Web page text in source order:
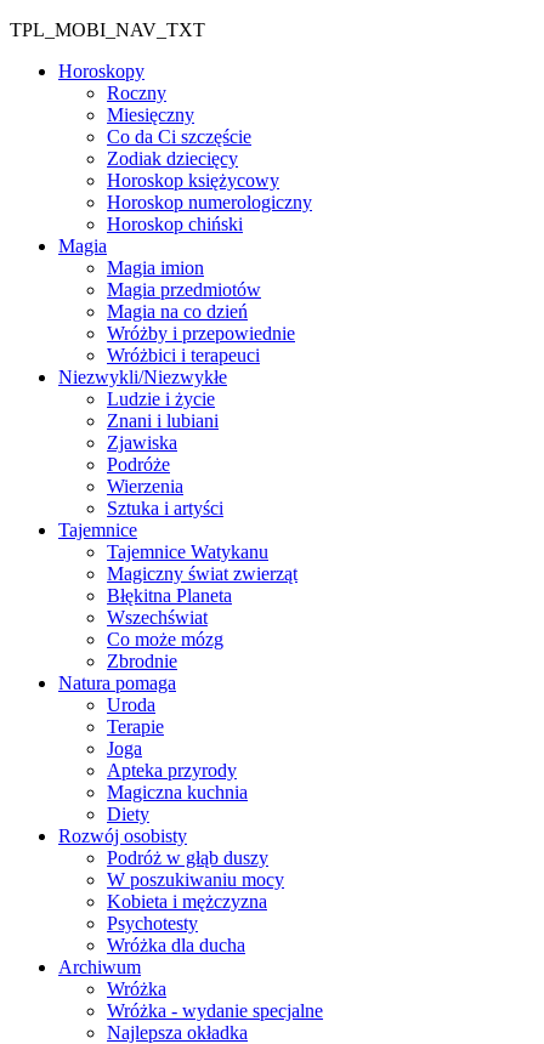
TPL_MOBI_NAV_TXT
Horoskopy
Roczny
Miesięczny
Co da Ci szczęście
Zodiak dziecięcy
Horoskop księżycowy
Horoskop numerologiczny
Horoskop chiński
Magia
Magia imion
Magia przedmiotów
Magia na co dzień
Wróżby i przepowiednie
Wróżbici i terapeuci
Niezwykli/Niezwykłe
Ludzie i życie
Znani i lubiani
Zjawiska
Podróże
Wierzenia
Sztuka i artyści
Tajemnice
Tajemnice Watykanu
Magiczny świat zwierząt
Błękitna Planeta
Wszechświat
Co może mózg
Zbrodnie
Natura pomaga
Uroda
Terapie
Joga
Apteka przyrody
Magiczna kuchnia
Diety
Rozwój osobisty
Podróż w głąb duszy
W poszukiwaniu mocy
Kobieta i mężczyzna
Psychotesty
Wróżka dla ducha
Archiwum
Wróżka
Wróżka - wydanie specjalne
Najlepsza okładka